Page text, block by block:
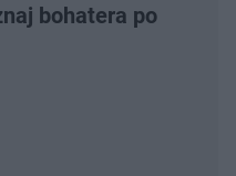
bohatera po